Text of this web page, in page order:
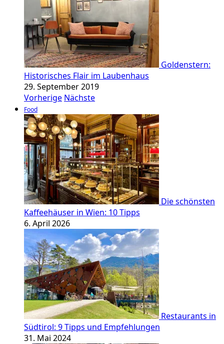
Goldenstern:
Historisches Flair im Laubenhaus
29. September 2019
Vorherige Nächste
Food
Die schönsten
Kaffeehäuser in Wien: 10 Tipps
6. April 2026
Restaurants in
Südtirol: 9 Tipps und Empfehlungen
31. Mai 2024